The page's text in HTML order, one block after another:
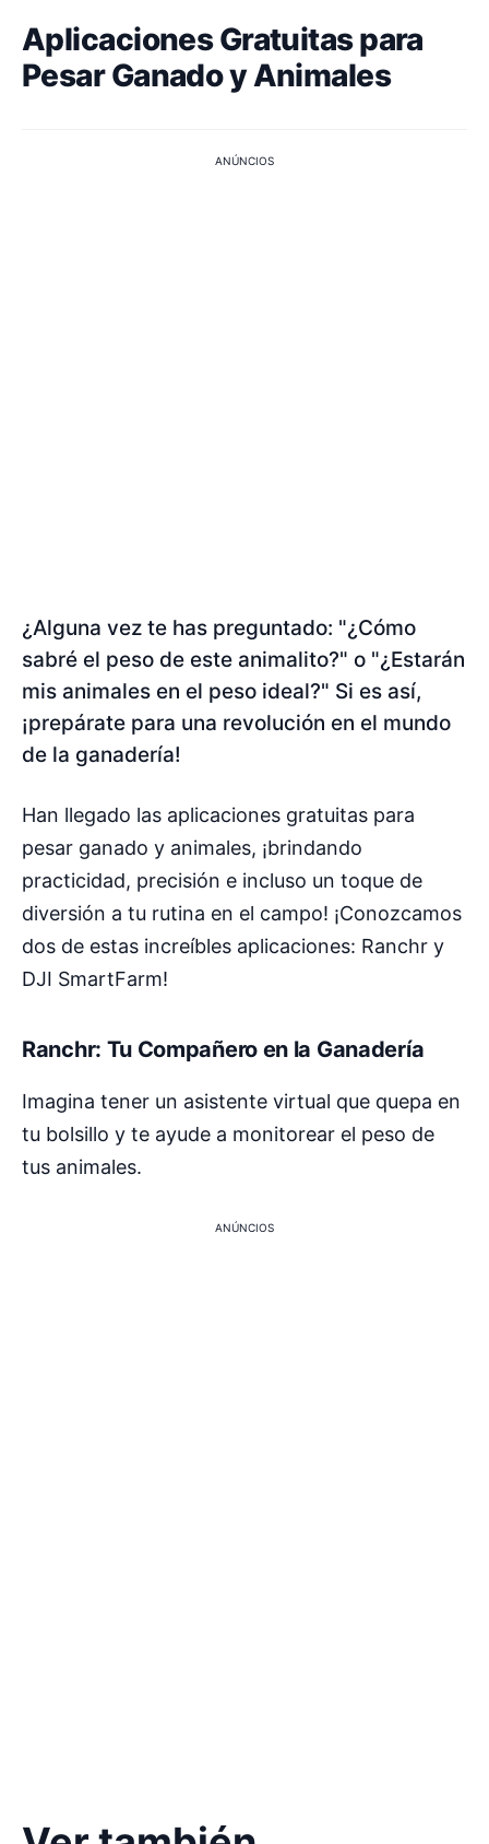
Aplicaciones Gratuitas para
Pesar Ganado y Animales
ANÚNCIOS
¿Alguna vez te has preguntado: "¿Cómo
sabré el peso de este animalito?" o "¿Estarán
mis animales en el peso ideal?" Si es así,
¡prepárate para una revolución en el mundo
de la ganadería!
Han llegado las aplicaciones gratuitas para
pesar ganado y animales, ¡brindando
practicidad, precisión e incluso un toque de
diversión a tu rutina en el campo! ¡Conozcamos
dos de estas increíbles aplicaciones: Ranchr y
DJI SmartFarm!
Ranchr: Tu Compañero en la Ganadería
Imagina tener un asistente virtual que quepa en
tu bolsillo y te ayude a monitorear el peso de
tus animales.
ANÚNCIOS